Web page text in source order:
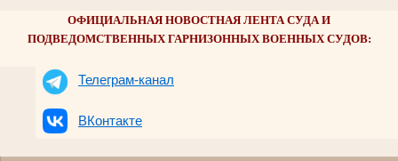
ОФИЦИАЛЬНАЯ НОВОСТНАЯ ЛЕНТА СУДА И
ПОДВЕДОМСТВЕННЫХ ГАРНИЗОННЫХ ВОЕННЫХ СУДОВ:
Телеграм-канал
ВКонтакте